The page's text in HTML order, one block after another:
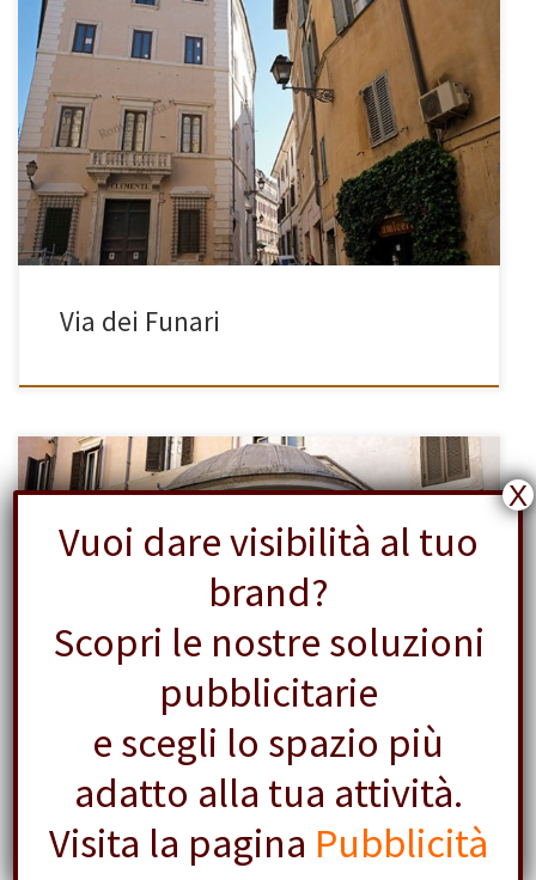
[…]
Via dei Funari
Tempietto del Carmelo
Vuoi dare visibilità al tuo
brand?
Scopri le nostre soluzioni
pubblicitarie
e scegli lo spazio più
adatto alla tua attività.
Visita la pagina Pubblicità
X